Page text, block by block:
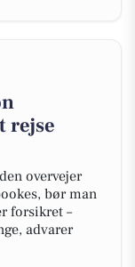
rejse
overvejer
bør man
forsikret –
advarer